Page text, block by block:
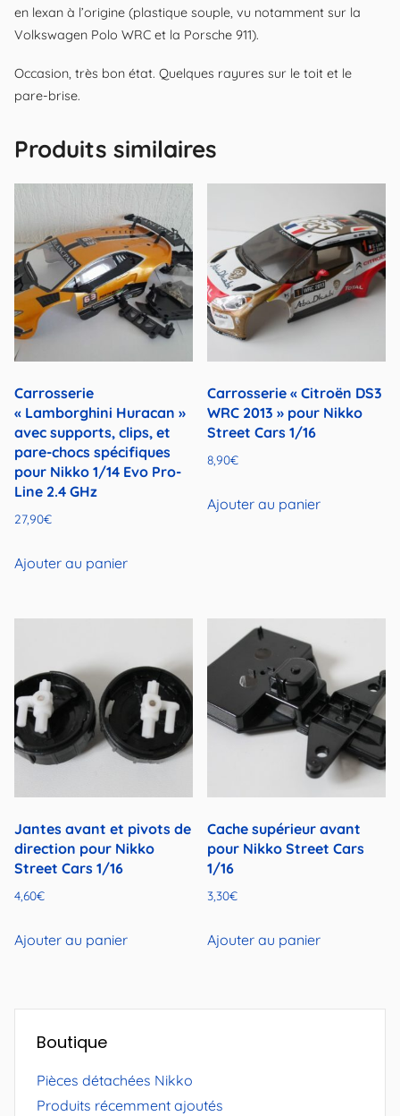
en lexan à l’origine (plastique souple, vu notamment sur la
Volkswagen Polo WRC et la Porsche 911).
Occasion, très bon état. Quelques rayures sur le toit et le
pare-brise.
Produits similaires
Carrosserie
« Lamborghini Huracan »
avec supports, clips, et
pare-chocs spécifiques
pour Nikko 1/14 Evo Pro-
Line 2.4 GHz
27,90€
Ajouter au panier
Carrosserie « Citroën DS3
WRC 2013 » pour Nikko
Street Cars 1/16
8,90€
Ajouter au panier
Jantes avant et pivots de
direction pour Nikko
Street Cars 1/16
4,60€
Ajouter au panier
Cache supérieur avant
pour Nikko Street Cars
1/16
3,30€
Ajouter au panier
Boutique
Pièces détachées Nikko
Produits récemment ajoutés